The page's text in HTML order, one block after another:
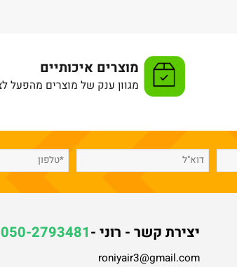
מוצרים איכותיים
מגוון ענק של מוצרים מהפעל לצרכן